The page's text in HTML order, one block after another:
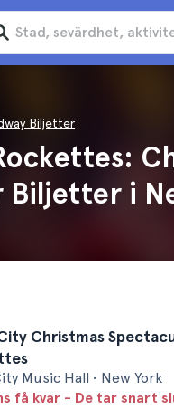
Biljetter
Biljetter i
Christmas
Music Hall • New York
få kvar - De tar snart